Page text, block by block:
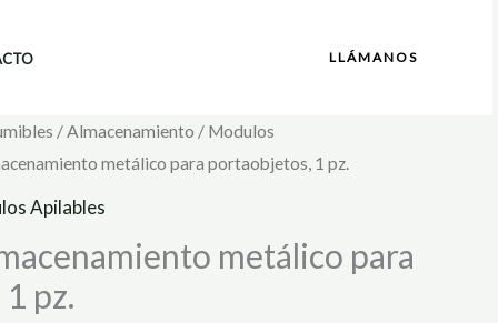
LLÁMANOS
/Almacenamiento / Modulos
metálico para portaobjetos, 1 pz.
Apilables
metálico para
pz.